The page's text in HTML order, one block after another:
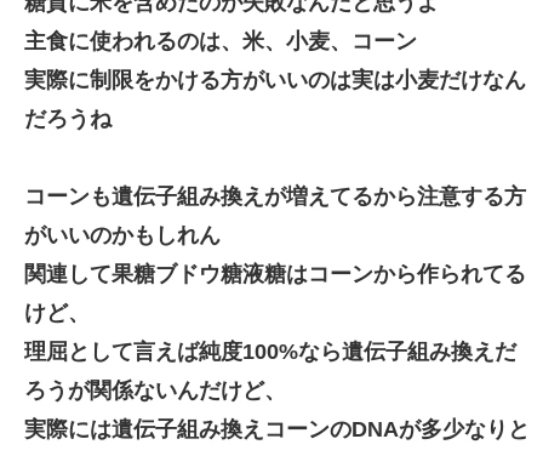
主食に使われるのは、米、小麦、コーン
実際に制限をかける方がいいのは実は小麦だけなん
だろうね
コーンも遺伝子組み換えが増えてるから注意する方
がいいのかもしれん
関連して果糖ブドウ糖液糖はコーンから作られてる
けど、
理屈として言えば純度100%なら遺伝子組み換えだ
ろうが関係ないんだけど、
実際には遺伝子組み換えコーンのDNAが多少なりと